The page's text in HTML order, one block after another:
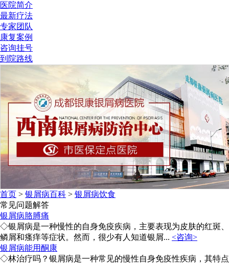
医院简介
最新疗法
专家团队
康复案例
咨询挂号
到院路线
首页 > 银屑病百科 > 银屑病饮食
常见问题解答
银屑病胳膊痛
◇银屑病是一种慢性的自身免疫疾病，主要表现为皮肤的红斑、
鳞屑和瘙痒等症状。然而，很少有人知道银屑... <咨询>
银屑病能用酮康
◇林治疗吗？银屑病是一种常见的慢性自身免疫性疾病，其特点